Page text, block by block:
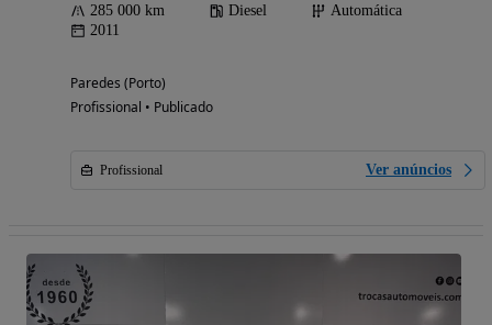
285 000 km Diesel
Automática
2011
Paredes (Porto)
Profissional • Publicado
Profissional Ver anúncios